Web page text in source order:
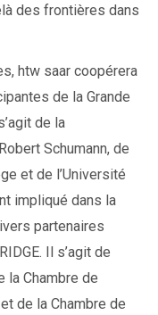
des frontières dans
htw saar coopérera
de la Grande
de la
Schumann, de
et de l’Université
impliqué dans la
partenaires
Il s’agit de
la Chambre de
de la Chambre de